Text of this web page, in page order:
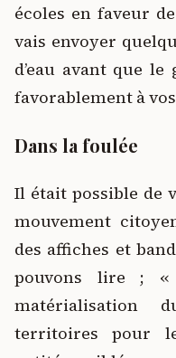
écoles en faveur
vais envoyer
d’eau avant que
favorablement à
Dans la foulée
Il était possible de
mouvement
des affiches et
pouvons lire ; «
matérialisation
territoires pour